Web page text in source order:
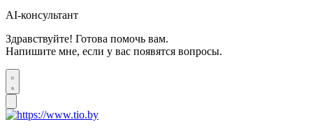
AI-консультант
Здравствуйте! Готова помочь вам.
Напишите мне, если у вас появятся вопросы.